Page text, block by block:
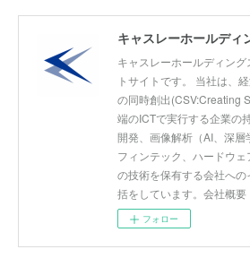
キャスレーホールディ
キャスレーホールディン
トサイトです。 当社は、
の同時創出(CSV:Creating
端のICTで実行する企業の
開発、画像解析（AI、深層
フィンテック、ハードウ
の技術を保有する会社へ
括をしています。会社概要
フォロー